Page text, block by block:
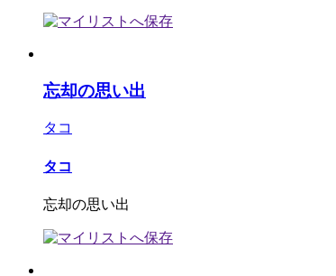
忘却の思い出
タコ
タコ
忘却の思い出